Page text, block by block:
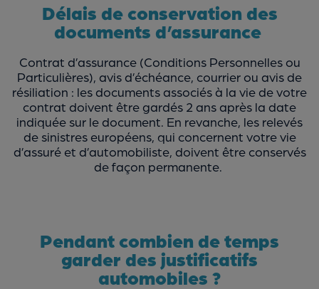
Délais de conservation des
documents d’assurance
Contrat d’assurance (Conditions Personnelles ou
Particulières), avis d’échéance, courrier ou avis de
résiliation : les documents associés à la vie de votre
contrat doivent être gardés 2 ans après la date
indiquée sur le document. En revanche, les relevés
de sinistres européens, qui concernent votre vie
d’assuré et d’automobiliste, doivent être conservés
de façon permanente.
Pendant combien de temps
garder des justificatifs
automobiles ?